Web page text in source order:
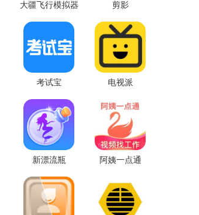
大疆飞行模拟器 剪影
考试宝 电视派
新漂流瓶 阿姨一点通